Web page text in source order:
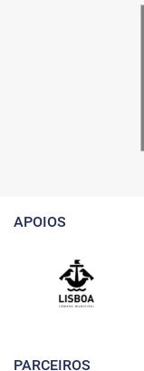
APOIOS
PARCEIROS